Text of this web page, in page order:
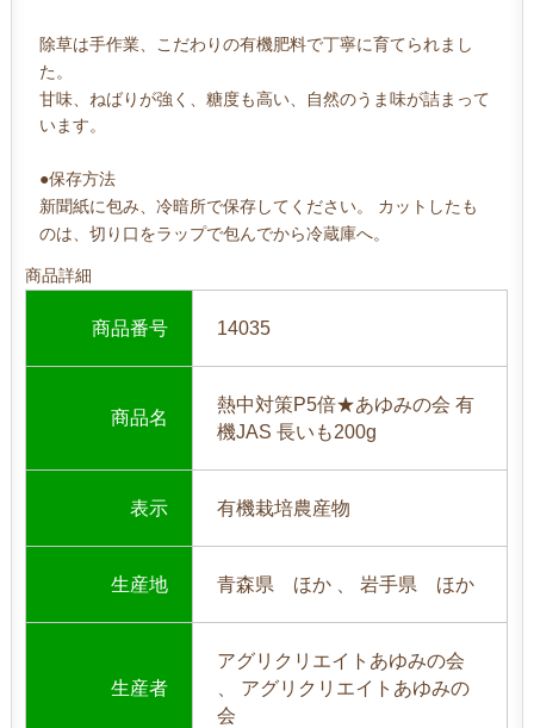
除草は手作業、こだわりの有機肥料で丁寧に育てられまし
た。
甘味、ねばりが強く、糖度も高い、自然のうま味が詰まって
います。
●保存方法
新聞紙に包み、冷暗所で保存してください。 カットしたも
のは、切り口をラップで包んでから冷蔵庫へ。
商品詳細
商品番号 14035
商品名
熱中対策P5倍★あゆみの会 有
機JAS 長いも200g
表示 有機栽培農産物
生産地 青森県 ほか 、 岩手県 ほか
生産者
アグリクリエイトあゆみの会
、 アグリクリエイトあゆみの
会